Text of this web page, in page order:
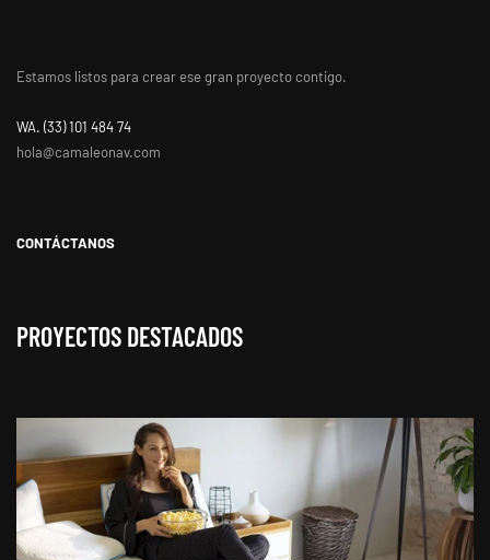
Estamos listos para crear ese gran proyecto contigo.
WA. ‭(33) 101 484 74
hola@camaleonav.com
CONTÁCTANOS
PROYECTOS DESTACADOS